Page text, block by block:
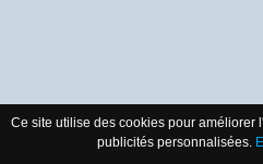
Ce site utilise des cookies pour améliorer
publicités personnalisées.